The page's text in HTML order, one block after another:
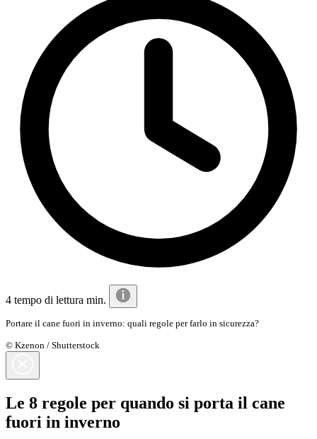
4 tempo di lettura min.
Portare il cane fuori in inverno: quali regole per farlo in sicurezza?
© Kzenon / Shutterstock
Le 8 regole per quando si porta il cane
fuori in inverno